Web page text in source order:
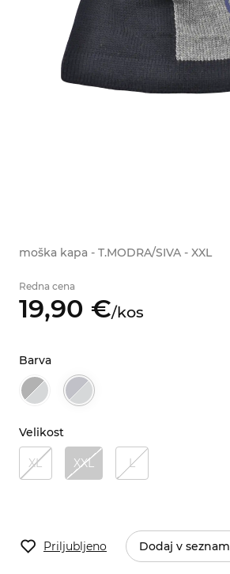
moška kapa - T.MODRA/SIVA - XXL
Redna cena
19,90 €/kos
Barva
Velikost
XL XXL L
Priljubljeno Dodaj v seznam